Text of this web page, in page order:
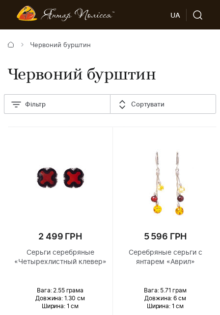
UA
Червоний бурштин
Червоний бурштин
Фільтр Сортувати
2 499 ГРН
Серьги серебряные
«Четырехлистный клевер»
Вага: 2.55 грама
Довжина: 1.30 см
Ширина: 1 см
5 596 ГРН
Серебряные серьги с
янтарем «Аврил»
Вага: 5.71 грам
Довжина: 6 см
Ширина: 1 см